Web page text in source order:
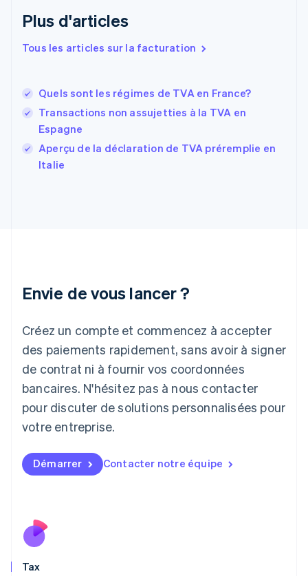
Plus d'articles
Tous les articles sur la facturation
Quels sont les régimes de TVA en France?
Transactions non assujetties à la TVA en
Espagne
Aperçu de la déclaration de TVA préremplie en
Italie
Envie de vous lancer ?
Créez un compte et commencez à accepter
des paiements rapidement, sans avoir à signer
de contrat ni à fournir vos coordonnées
bancaires. N'hésitez pas à nous contacter
pour discuter de solutions personnalisées pour
votre entreprise.
Démarrer Contacter notre équipe
Tax
Espagne
Estonie
English Español简体中文
Finlande
English
France
Français English
Gibraltar
English
Italie
Japon
日本語
Lettonie
English
Liechtenstein
DeutschEnglish
English
FrançaisDeutschEnglish
Malaisie
Mexique
Español